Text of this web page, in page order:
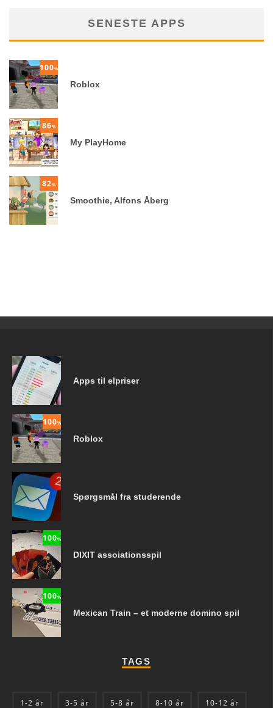
SENESTE APPS
100%
Roblox
86%
My PlayHome
82%
Smoothie, Alfons Åberg
Apps til elpriser
100%
Roblox
Spørgsmål fra studerende
100%
DIXIT assoiationsspil
100%
Mexican Train – et moderne domino spil
TAGS
1-2 år 3-5 år 5-8 år 8-10 år 10-12 år